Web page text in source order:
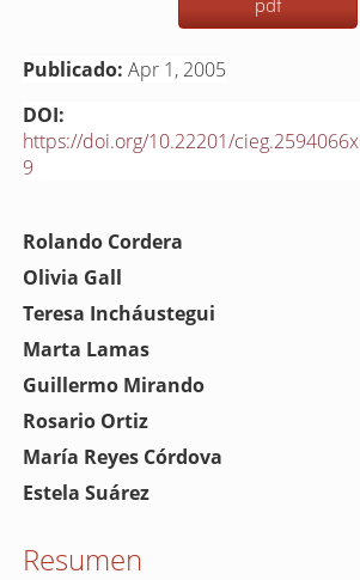
Publicado: Apr 1, 2005
DOI:
https://doi.org/10.22201/
9
Contenido
principal
del
artículo
Rolando Cordera
Olivia Gall
Teresa Incháustegui
Marta Lamas
Guillermo Mirando
Rosario Ortiz
María Reyes Córdova
Estela Suárez
Resumen